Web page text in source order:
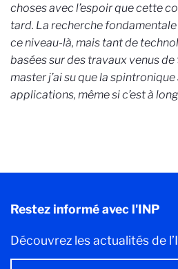
choses avec l’espoir que cette
tard. La recherche
ce niveau-là, mais tant de
basées sur des travaux venus
master j’ai su que la
applications, même si c’est à
Restez informé avec l'INP
Découvrez les actualités de